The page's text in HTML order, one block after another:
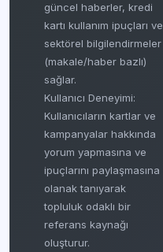
güncel haberler, kredi
kartı kullanım ipuçları ve
sektörel bilgilendirmeler
(makale/haber bazlı)
sağlar.
Kullanıcı Deneyimi:
Kullanıcıların kartlar ve
kampanyalar hakkında
yorum yapmasına ve
ipuçlarını paylaşmasına
olanak tanıyarak
topluluk odaklı bir
referans kaynağı
oluşturur.